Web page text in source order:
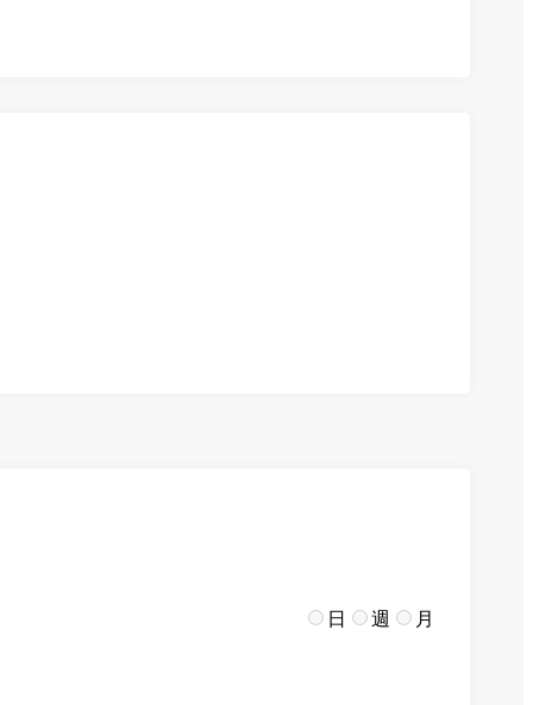
日 週 月